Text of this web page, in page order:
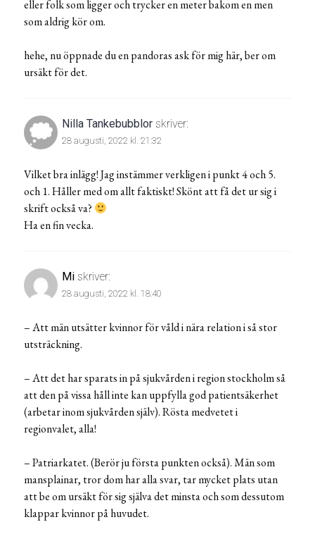
eller folk som ligger och trycker en meter bakom en men
som aldrig kör om.
hehe, nu öppnade du en pandoras ask för mig här, ber om
ursäkt för det.
Nilla Tankebubblor skriver:
28 augusti, 2022 kl. 21:32
Vilket bra inlägg! Jag instämmer verkligen i punkt 4 och 5.
och 1. Håller med om allt faktiskt! Skönt att få det ur sig i
skrift också va?
Ha en fin vecka.
Mi skriver:
28 augusti, 2022 kl. 18:40
– Att män utsätter kvinnor för våld i nära relation i så stor
utsträckning.
– Att det har sparats in på sjukvården i region stockholm så
att den på vissa håll inte kan uppfylla god patientsäkerhet
(arbetar inom sjukvården själv). Rösta medvetet i
regionvalet, alla!
– Patriarkatet. (Berör ju första punkten också). Män som
mansplainar, tror dom har alla svar, tar mycket plats utan
att be om ursäkt för sig själva det minsta och som dessutom
klappar kvinnor på huvudet.